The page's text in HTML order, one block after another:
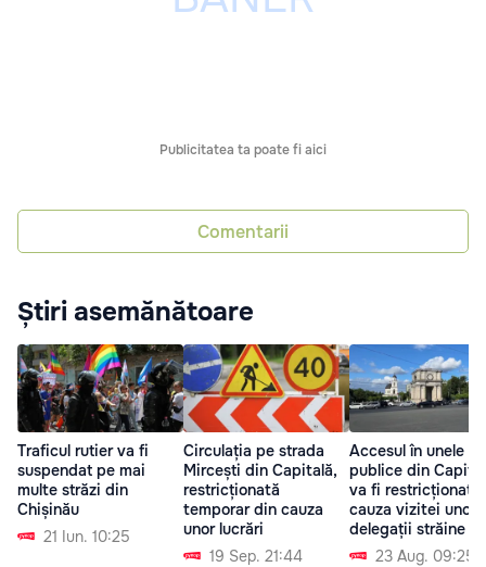
Publicitatea ta poate fi aici
Comentarii
Știri asemănătoare
Traficul rutier va fi
suspendat pe mai
multe străzi din
Chișinău
21 Iun. 10:25
Circulația pe strada
Mircești din Capitală,
restricționată
temporar din cauza
unor lucrări
19 Sep. 21:44
Accesul în unele
publice din
va fi restricționat
cauza vizitei unor
delegații străine
23 Aug. 09:25